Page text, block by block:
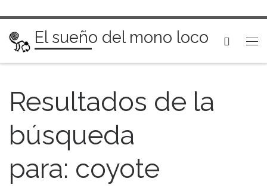
Saltar al contenido
El sueño del mono loco
Resultados de la
búsqueda
para: coyote